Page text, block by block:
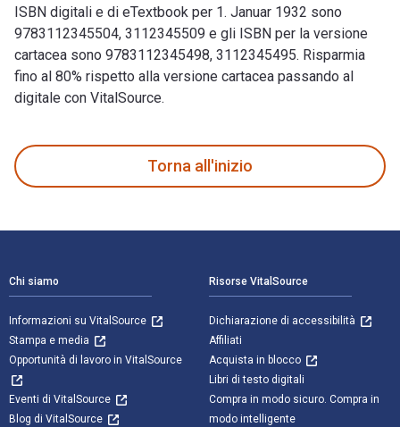
ISBN digitali e di eTextbook per 1. Januar 1932 sono
9783112345504, 3112345509 e gli ISBN per la versione
cartacea sono 9783112345498, 3112345495. Risparmia
fino al 80% rispetto alla versione cartacea passando al
digitale con VitalSource.
Torna all'inizio
Chi siamo
Informazioni su VitalSource
Stampa e media
Opportunità di lavoro in VitalSource
Eventi di VitalSource
Blog di VitalSource
Risorse VitalSource
Dichiarazione di accessibilità
Affiliati
Acquista in blocco
Libri di testo digitali
Compra in modo sicuro. Compra in
modo intelligente